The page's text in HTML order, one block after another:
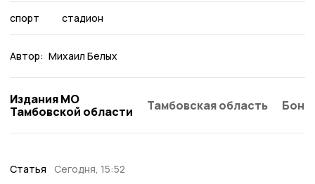
спорт стадион
Автор: Михаил Белых
Издания МО
Тамбовской области
Тамбовская область
Статья Сегодня, 15:52